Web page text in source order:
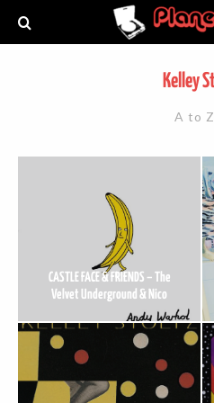
Kelley
A to Z
CASTLE FACE & FRIENDS – The
Velvet Underground & Nico